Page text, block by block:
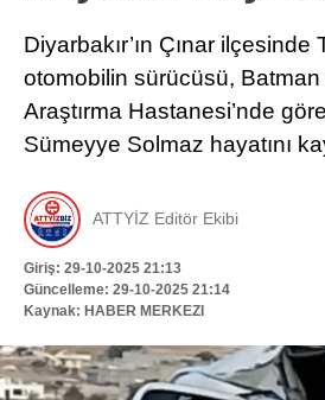
PARAMEDİK (AABT)
İLANLAR
TERCİH ROBOTU
Diyarbakır’ın Çınar ilçesinde
otomobilin sürücüsü, Batman
Araştırma Hastanesi’nde
Sümeyye Solmaz hayatını
ATTYİZ Editör Ekibi
Giriş: 29-10-2025 21:13
Güncelleme: 29-10-2025 21:14
Kaynak: HABER MERKEZI